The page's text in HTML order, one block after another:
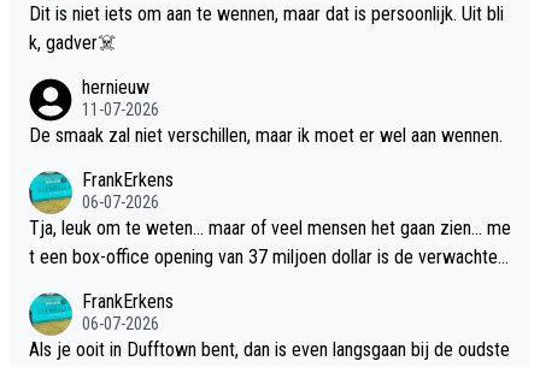
Dit is niet iets om aan te wennen, maar dat is persoonlijk. Uit bli
k, gadver☠️
hernieuw
11-07-2026
De smaak zal niet verschillen, maar ik moet er wel aan wennen.
FrankErkens
06-07-2026
Tja, leuk om te weten... maar of veel mensen het gaan zien... me
t een box-office opening van 37 miljoen dollar is de verwachte
FrankErkens
06-07-2026
Als je ooit in Dufftown bent, dan is even langsgaan bij de oudste